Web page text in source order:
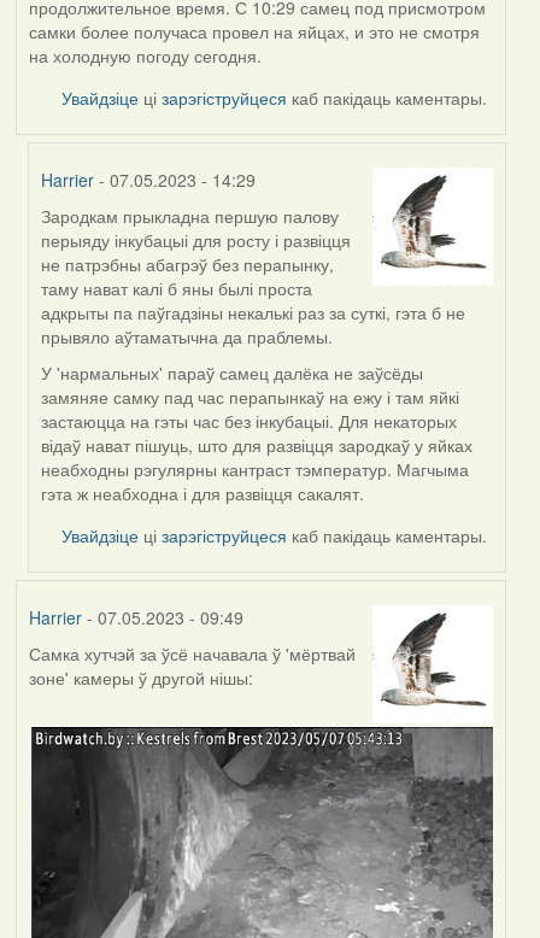
продолжительное время. С 10:29 самец под присмотром
самки более получаса провел на яйцах, и это не смотря
на холодную погоду сегодня.
Увайдзіце цізарэгіструйцеся каб пакідаць каментары.
Harrier - 07.05.2023 - 14:29
In
reply
to
by
ZNR
Зародкам прыкладна першую палову
перыяду інкубацыі для росту і развіцця
не патрэбны абагрэў без перапынку,
таму нават калі б яны былі проста
адкрыты па паўгадзіны некалькі раз за суткі, гэта б не
прывяло аўтаматычна да праблемы.
У 'нармальных' параў самец далёка не заўсёды
замяняе самку пад час перапынкаў на ежу і там яйкі
застаюцца на гэты час без інкубацыі. Для некаторых
відаў нават пішуць, што для развіцця зародкаў у яйках
неабходны рэгулярны кантраст тэмператур. Магчыма
гэта ж неабходна і для развіцця сакалят.
Увайдзіце цізарэгіструйцеся каб пакідаць каментары.
Harrier- 07.05.2023 - 09:49
Самка хутчэй за ўсё начавала ў 'мёртвай
зоне' камеры ў другой нішы: